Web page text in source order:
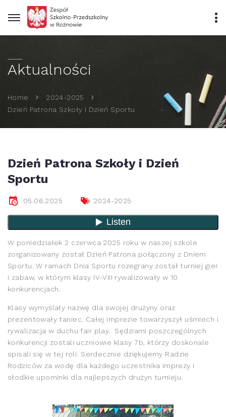
Aktualności
Home
2024-2025
Dzień Patrona Szkoły i Dzień Sportu
Dzień Patrona Szkoły i Dzień
Sportu
05.06.2025 2024-2025
W poniedziałek 2 czerwca 2025 roku w naszej szkole
zorganizowany został Dzień Patrona połączony z Dniem
Sportu .W ramach Dnia Sportu rozegrany został turniej gier
i zabaw, w którym klasy IV-VIII rywalizowały w 10
konkurencjach
Klasy wymyślały nazwę dla swojej drużyny oraz
prezentowały taniec. Całej imprezie towarzyszył uśmiech i
rywalizacja w duchu fair play.
Sędziami poszczególnych
konkurencji zostali uczniowie klasy 7b, którzy doskonale
spisali się w tej roli.
Serdecznie dziękujemy Radzie
Rodziców za wodę dla każdego uczestnika imprezy i
słodkie upominki dla najlepszych drużyn turnieju.